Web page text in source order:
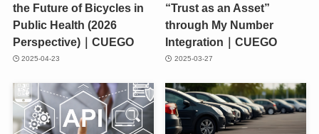
the Future of Bicycles in
Public Health (2026
Perspective)｜CUEGO
2025-04-23
“Trust as an Asset”
through My Number
Integration｜CUEGO
2025-03-27